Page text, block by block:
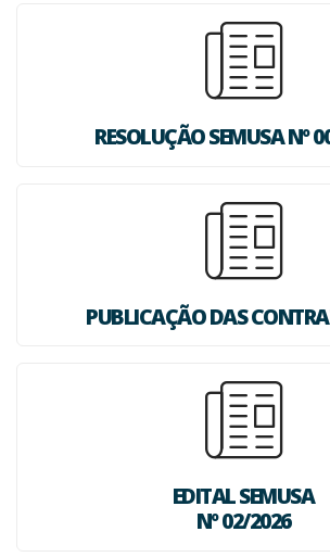
RESOLUÇÃO SEMUSA Nº
PUBLICAÇÃO DAS
EDITAL SEMUSA
Nº 02/2026